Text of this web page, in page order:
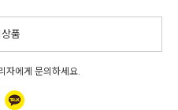
품
자에게 문의하세요.